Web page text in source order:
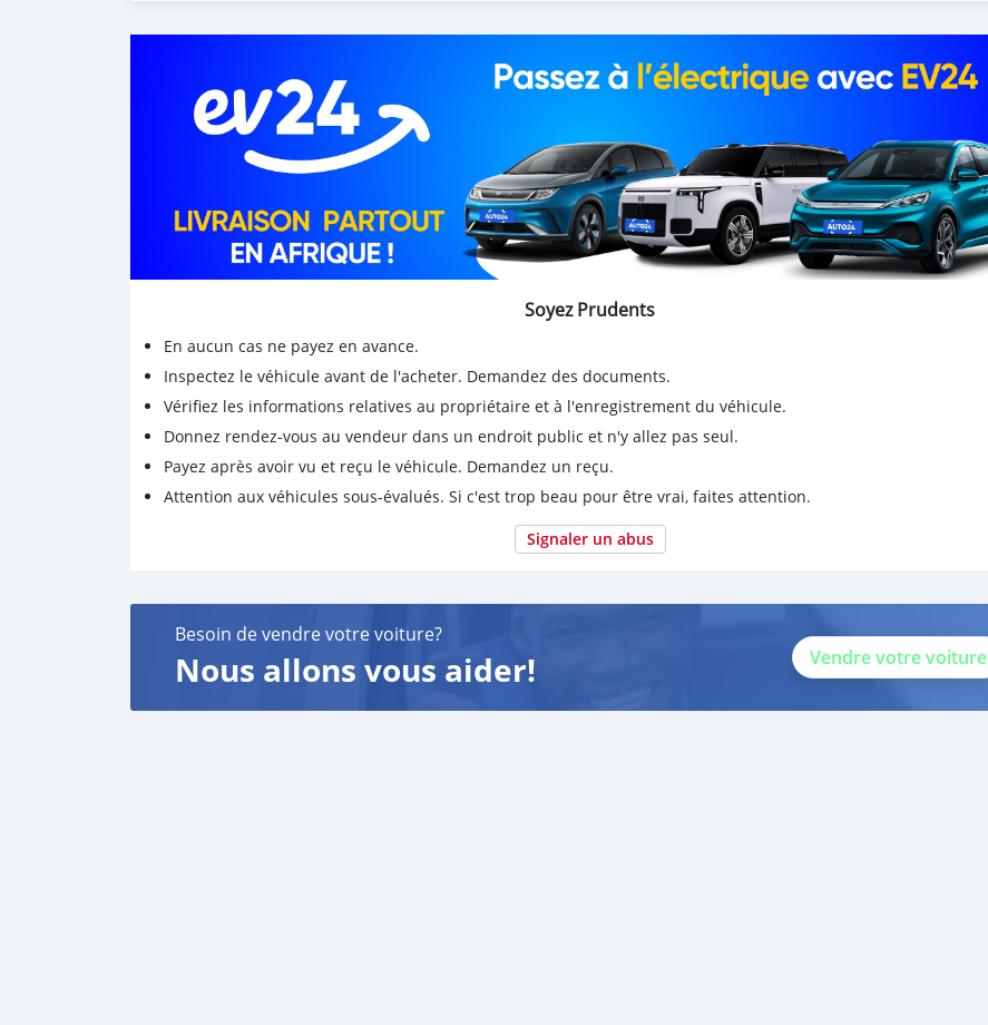
Soyez Prudents
En aucun cas ne payez en avance.
Inspectez le véhicule avant de l'acheter. Demandez des documents.
Vérifiez les informations relatives au propriétaire et à l'enregistrement du véhicule.
Donnez rendez-vous au vendeur dans un endroit public et n'y allez pas seul.
Payez après avoir vu et reçu le véhicule. Demandez un reçu.
Attention aux véhicules sous-évalués. Si c'est trop beau pour être vrai, faites attention.
Signaler un abus
Besoin de vendre votre voiture?
Nous allons vous aider! Vendre votre voiture